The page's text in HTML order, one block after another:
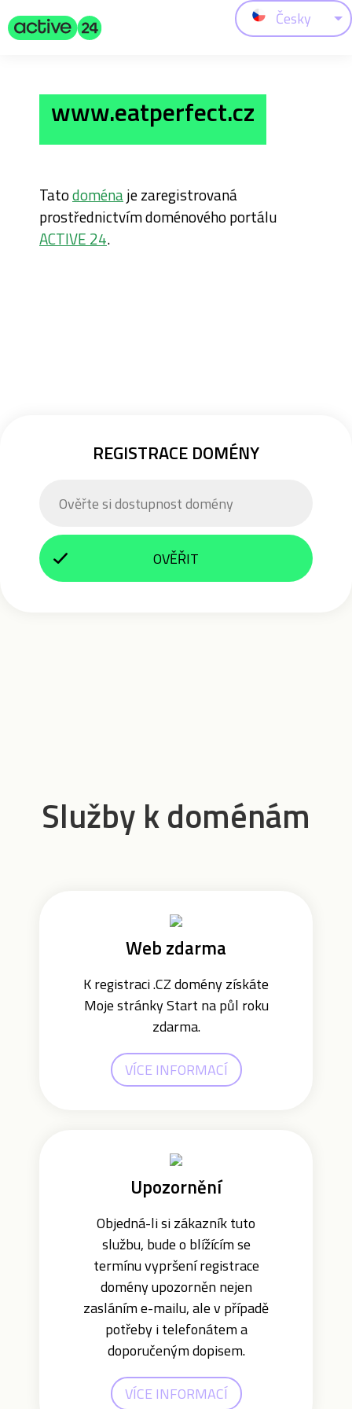
Česky
www.eatperfect.cz
Tatodoménaje zaregistrovaná
prostřednictvím doménového portálu
ACTIVE 24.
REGISTRACE DOMÉNY
OVĚŘIT
Služby k doménám
Web zdarma
K registraci .CZ domény získáte
Moje stránky Start na půl roku
zdarma.
VÍCE INFORMACÍ
Upozornění
Objedná-li si zákazník tuto
službu, bude o blížícím se
termínu vypršení registrace
domény upozorněn nejen
zasláním e-mailu, ale v případě
potřeby i telefonátem a
doporučeným dopisem.
VÍCE INFORMACÍ